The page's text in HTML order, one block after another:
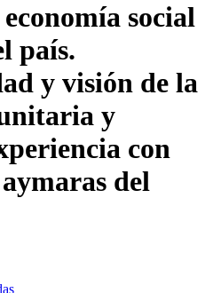
social
país.
y visión de la
y
con
del